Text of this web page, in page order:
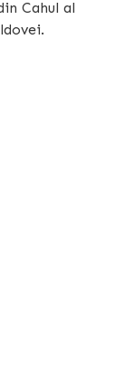
Cahul al